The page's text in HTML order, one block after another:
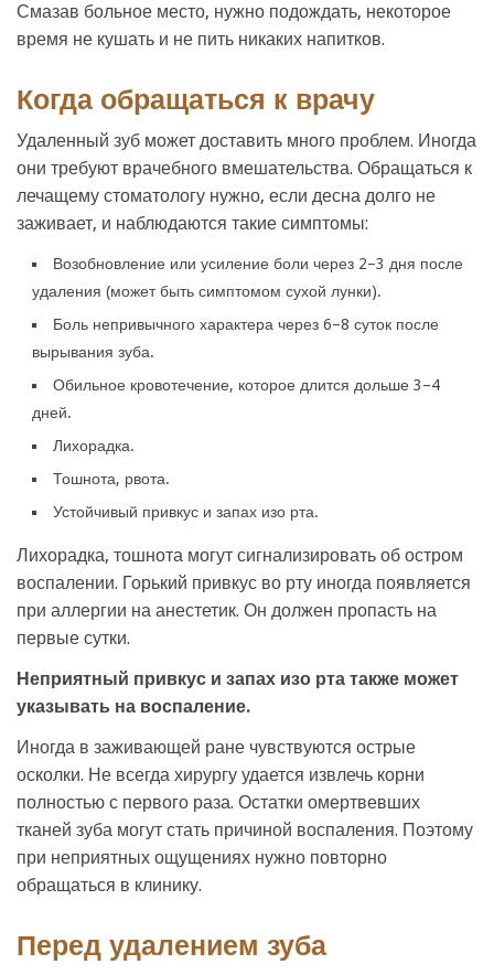
Смазав больное место, нужно подождать, некоторое
время не кушать и не пить никаких напитков.
Когда обращаться к врачу
Удаленный зуб может доставить много проблем. Иногда
они требуют врачебного вмешательства. Обращаться к
лечащему стоматологу нужно, если десна долго не
заживает, и наблюдаются такие симптомы:
Возобновление или усиление боли через 2–3 дня после
удаления (может быть симптомом сухой лунки).
Боль непривычного характера через 6–8 суток после
вырывания зуба.
Обильное кровотечение, которое длится дольше 3–4
дней.
Лихорадка.
Тошнота, рвота.
Устойчивый привкус и запах изо рта.
Лихорадка, тошнота могут сигнализировать об остром
воспалении. Горький привкус во рту иногда появляется
при аллергии на анестетик. Он должен пропасть на
первые сутки.
Неприятный привкус и запах изо рта также может
указывать на воспаление.
Иногда в заживающей ране чувствуются острые
осколки. Не всегда хирургу удается извлечь корни
полностью с первого раза. Остатки омертвевших
тканей зуба могут стать причиной воспаления. Поэтому
при неприятных ощущениях нужно повторно
обращаться в клинику.
Перед удалением зуба